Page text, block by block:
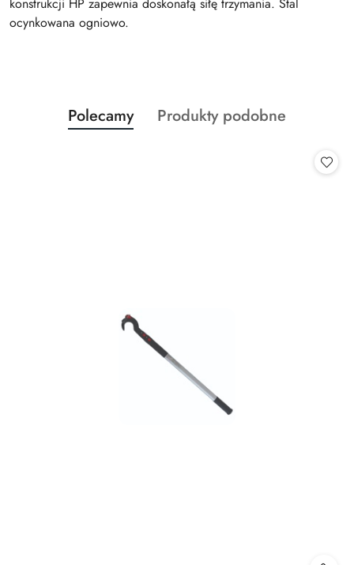
ocynkowana ogniowo.
Pomiń karuzelę produktów
Produkty
o
Polecamy
Produkty
Produkty podobne